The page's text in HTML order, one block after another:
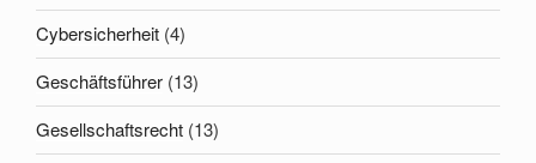
Cybersicherheit (4)
Geschäftsführer (13)
Gesellschaftsrecht (13)